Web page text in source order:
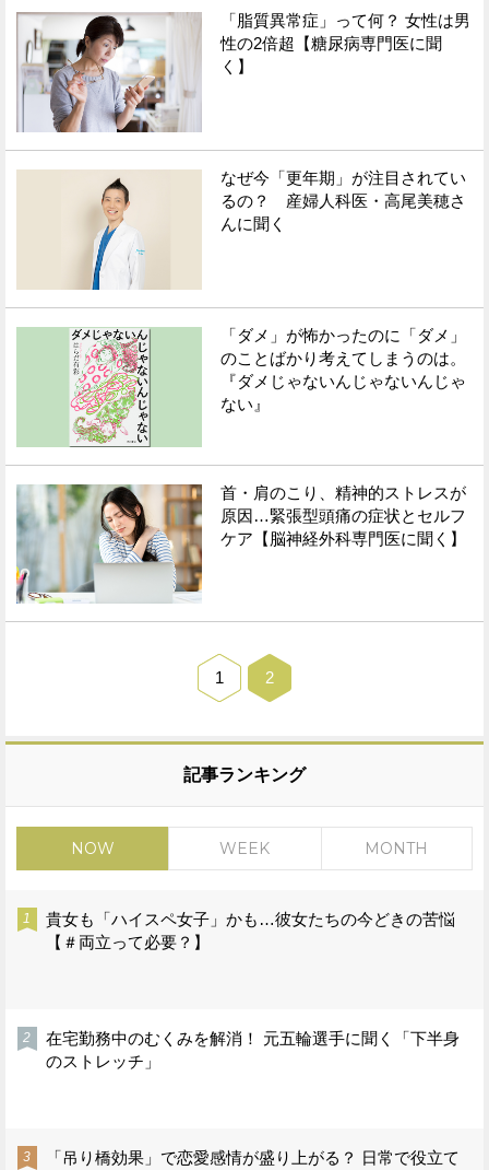
「脂質異常症」って何？ 女性は男
性の2倍超【糖尿病専門医に聞
く】
なぜ今「更年期」が注目されてい
るの？ 産婦人科医・高尾美穂さ
んに聞く
「ダメ」が怖かったのに「ダメ」
のことばかり考えてしまうのは。
『ダメじゃないんじゃないんじゃ
ない』
首・肩のこり、精神的ストレスが
原因…緊張型頭痛の症状とセルフ
ケア【脳神経外科専門医に聞く】
1 2
記事ランキング
NOW WEEK MONTH
貴女も「ハイスペ女子」かも…彼女たちの今どきの苦悩
【＃両立って必要？】
在宅勤務中のむくみを解消！ 元五輪選手に聞く「下半身
のストレッチ」
「吊り橋効果」で恋愛感情が盛り上がる？ 日常で役立て